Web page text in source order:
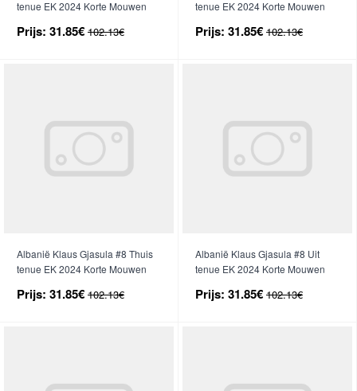
tenue EK 2024 Korte Mouwen
Prijs: 31.85€ 102.13€
tenue EK 2024 Korte Mouwen
Prijs: 31.85€ 102.13€
Albanië Klaus Gjasula #8 Thuis
tenue EK 2024 Korte Mouwen
Prijs: 31.85€ 102.13€
Albanië Klaus Gjasula #8 Uit
tenue EK 2024 Korte Mouwen
Prijs: 31.85€ 102.13€